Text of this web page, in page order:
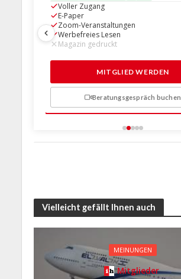
Voller Zugang
E-Paper
Zoom-Veranstaltungen
Werbefreies Lesen
Magazin gedruckt
MITGLIED WERDEN
Beratungsgespräch buchen
Vielleicht gefällt Ihnen auch
MEINUNGEN
Mitglieder